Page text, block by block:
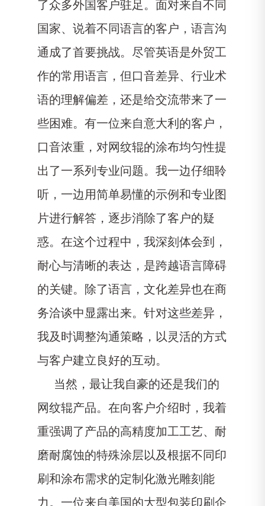
了众多外国客户驻足。面对来自不同
国家、说着不同语言的客户，语言沟
通成了首要挑战。尽管英语是外贸工
作的常用语言，但口音差异、行业术
语的理解偏差，还是给交流带来了一
些困难。有一位来自意大利的客户，
口音浓重，对网纹辊的涂布均匀性提
出了一系列专业问题。我一边仔细聆
听，一边用简单易懂的示例和专业图
片进行解答，逐步消除了客户的疑
惑。在这个过程中，我深刻体会到，
耐心与清晰的表达，是跨越语言障碍
的关键。除了语言，文化差异也在商
务洽谈中显露出来。针对这些差异，
我及时调整沟通策略，以灵活的方式
与客户建立良好的互动。
当然，最让我自豪的还是我们的
网纹辊产品。在向客户介绍时，我着
重强调了产品的高精度加工工艺、耐
磨耐腐蚀的特殊涂层以及根据不同印
刷和涂布需求的定制化激光雕刻能
力。一位来自美国的大型包装印刷企